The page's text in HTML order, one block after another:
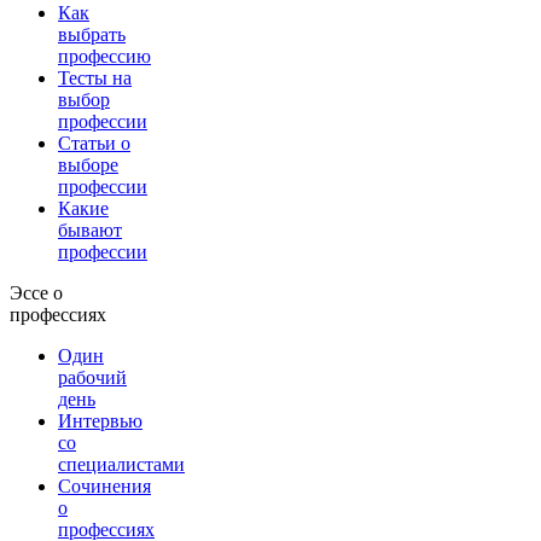
Как
выбрать
профессию
Тесты на
выбор
профессии
Статьи о
выборе
профессии
Какие
бывают
профессии
Эссе о
профессиях
Один
рабочий
день
Интервью
со
специалистами
Сочинения
о
профессиях